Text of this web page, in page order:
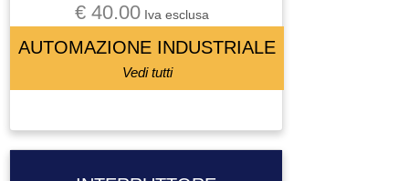
VITE A RICIRCOLO DI SFERE
ZIONAMENTO
€ 40.00Iva esclusa
AUTOMAZIONE INDUSTRIALE
Vedi tutti